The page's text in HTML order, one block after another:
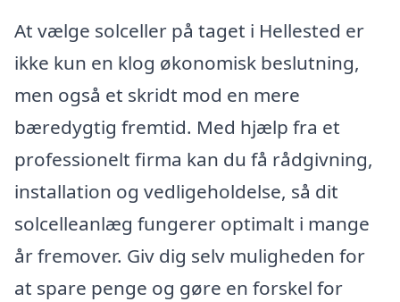
At vælge solceller på taget i Hellested er
ikke kun en klog økonomisk beslutning,
men også et skridt mod en mere
bæredygtig fremtid. Med hjælp fra et
professionelt firma kan du få rådgivning,
installation og vedligeholdelse, så dit
solcelleanlæg fungerer optimalt i mange
år fremover. Giv dig selv muligheden for
at spare penge og gøre en forskel for